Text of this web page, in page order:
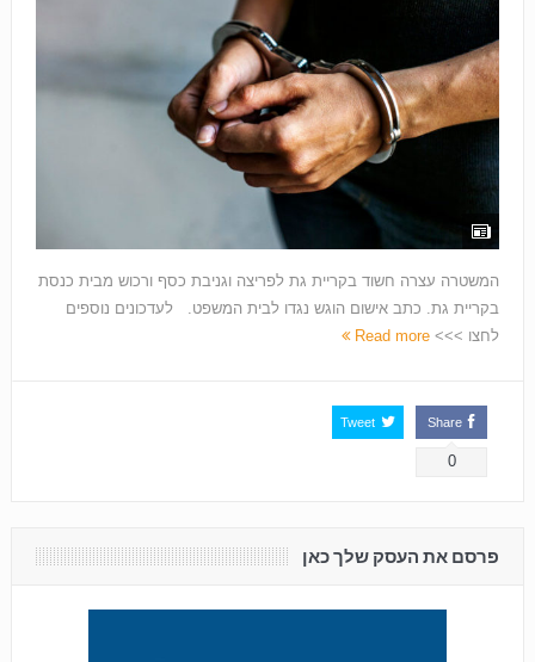
המשטרה עצרה חשוד בקריית גת לפריצה וגניבת כסף ורכוש מבית כנסת
בקריית גת. כתב אישום הוגש נגדו לבית המשפט. לעדכונים נוספים
לחצו >>> Read more
Share
0
Tweet
פרסם את העסק שלך כאן